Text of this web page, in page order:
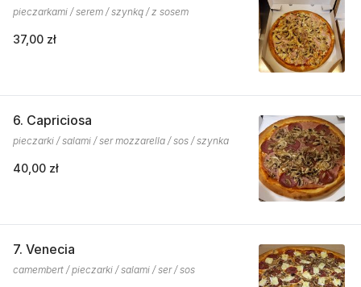
pieczarkami / serem / szynką / z sosem
37,00 zł
6. Capriciosa
pieczarki / salami / ser mozzarella / sos / szynka
40,00 zł
7. Venecia
camembert / pieczarki / salami / ser / sos